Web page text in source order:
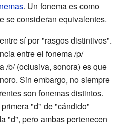
. Un fonema es como
se consideran equivalentes.
sí por "rasgos distintivos".
entre el fonema /p/
/b/ (oclusiva, sonora) es que
Sin embargo, no siempre
son fonemas distintos.
"d" de "cándido"
"d", pero ambas pertenecen